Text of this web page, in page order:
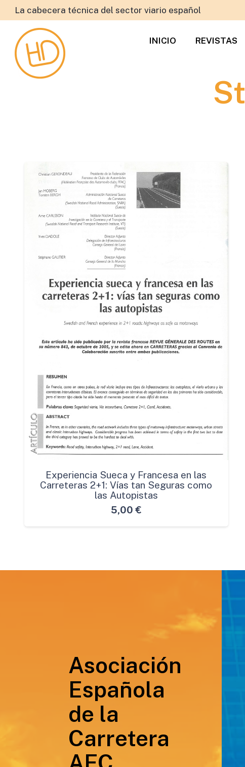
La cabecera técnica del sector viario español
INICIO REVISTAS
Experiencia Sueca y Francesa en las
Carreteras 2+1: Vías tan Seguras como
las Autopistas
5,00 €
Asociación
Española
de la
Carretera